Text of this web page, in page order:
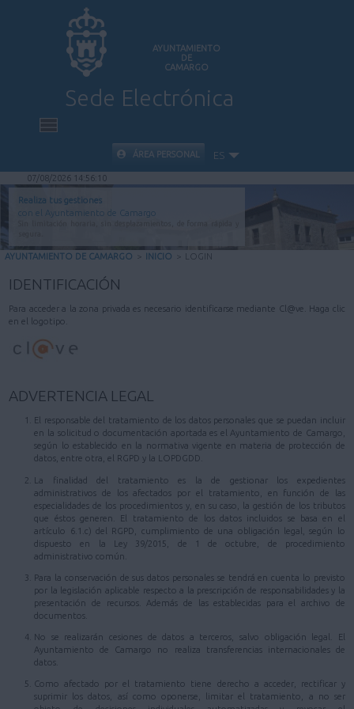
AYUNTAMIENTO
DE
CAMARGO
Sede Electrónica
INICIO
INFORMACIÓN PÚBLICA
CARPETA CIUDADANA
VALIDACIÓN DE DOCUMENTOS
AYUDA
ÁREA PERSONAL ES
07/08/2026 14:56:10
Realiza tus gestiones
con el Ayuntamiento de Camargo
AYUNTAMIENTO DE CAMARGO > INICIO > LOGIN
IDENTIFICACIÓN
Para acceder a la zona privada es necesario identificarse mediante Cl@ve. Haga clic
en el logotipo.
ADVERTENCIA LEGAL
El responsable del tratamiento de los datos personales que se puedan incluir
en la solicitud o documentación aportada es el Ayuntamiento de Camargo,
según lo establecido en la normativa vigente en materia de protección de
datos, entre otra, el RGPD y la LOPDGDD.
La finalidad del tratamiento es la de gestionar los expedientes
administrativos de los afectados por el tratamiento, en función de las
especialidades de los procedimientos y, en su caso, la gestión de los tributos
que éstos generen. El tratamiento de los datos incluidos se basa en el
artículo 6.1.c) del RGPD, cumplimiento de una obligación legal, según lo
dispuesto en la Ley 39/2015, de 1 de octubre, de procedimiento
administrativo común.
Para la conservación de sus datos personales se tendrá en cuenta lo previsto
por la legislación aplicable respecto a la prescripción de responsabilidades y la
presentación de recursos. Además de las establecidas para el archivo de
documentos.
No se realizarán cesiones de datos a terceros, salvo obligación legal. El
Ayuntamiento de Camargo no realiza transferencias internacionales de
datos.
Como afectado por el tratamiento tiene derecho a acceder, rectificar y
suprimir los datos, así como oponerse, limitar el tratamiento, a no ser